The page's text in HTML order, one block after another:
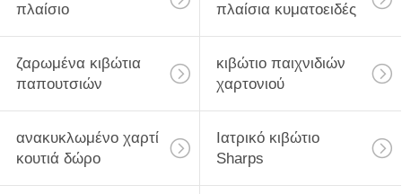
πλαίσιο
πλαίσια κυματοειδές
ζαρωμένα κιβώτια
παπουτσιών
κιβώτιο παιχνιδιών
χαρτονιού
ανακυκλωμένο χαρτί
κουτιά δώρο
Ιατρικό κιβώτιο
Sharps